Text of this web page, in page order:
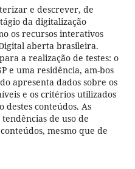
e descrever, de
da digitalização
os recursos interativos
aberta brasileira.
a realização de testes: o
e uma residência, am-bos
apresenta dados sobre os
e os critérios utilizados
destes conteúdos. As
de uso de
mesmo que de